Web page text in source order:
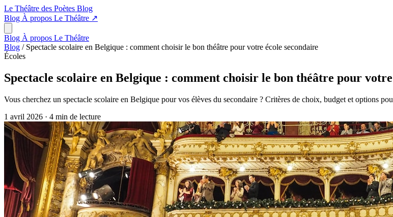
Le Théâtre des Poètes Blog
Blog À propos Le Théâtre ↗
Blog À propos Le Théâtre
Blog / Spectacle scolaire en Belgique : comment choisir le bon théâtre pour votre école secondaire
Écoles
Spectacle scolaire en Belgique : comment choisir le bon théâtre pour
Vous cherchez un spectacle scolaire en Belgique pour vos élèves du secondaire ? Critères de choix, budget et options
1 avril 2026 · 4 min de lecture